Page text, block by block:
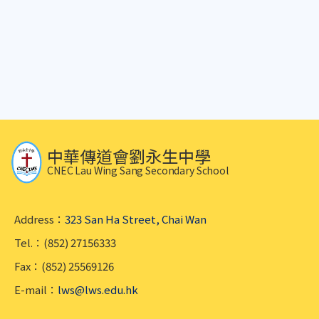
中華傳道會劉永生中學
CNEC Lau Wing Sang Secondary School
Address： 323 San Ha Street, Chai Wan
Tel.：(852) 27156333
Fax：(852) 25569126
E-mail： lws@lws.edu.hk